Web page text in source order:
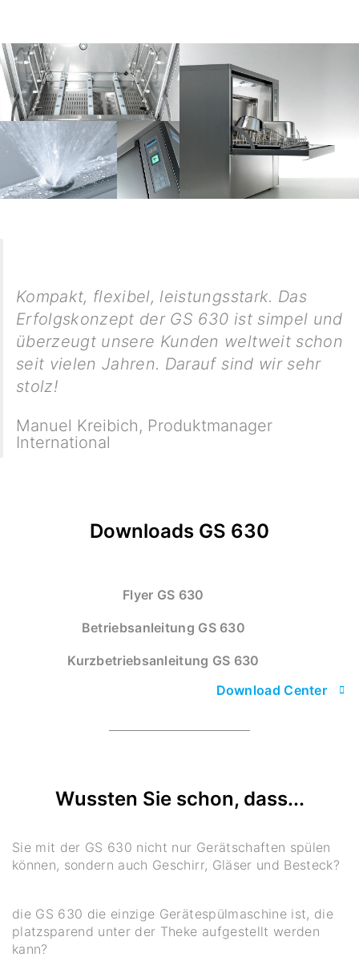
Kompakt, flexibel, leistungsstark. Das
Erfolgskonzept der GS 630 ist simpel und
überzeugt unsere Kunden weltweit schon
seit vielen Jahren. Darauf sind wir sehr
stolz!
Manuel Kreibich, Produktmanager
International
Downloads GS 630
Flyer GS 630
Betriebsanleitung GS 630
Kurzbetriebsanleitung GS 630
Download Center
Wussten Sie schon, dass...
Sie mit der GS 630 nicht nur Gerätschaften spülen
können, sondern auch Geschirr, Gläser und Besteck?
die GS 630 die einzige Gerätespülmaschine ist, die
platzsparend unter der Theke aufgestellt werden
kann?